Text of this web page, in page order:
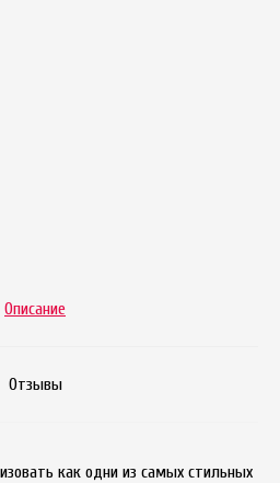
Описание
Отзывы
как одни из самых стильных